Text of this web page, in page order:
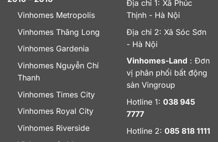
Vinhomes Metropolis
Vinhomes Thăng Long
Vinhomes Gardenia
Vinhomes Nguyễn Chí
Thanh
Vinhomes Times City
Vinhomes Royal City
Vinhomes Riverside
Địa chỉ 1: Xã Phúc
Thịnh - Hà Nội
Địa chỉ 2: Xã Sóc Sơn
- Hà Nội
Vinhomes-Land : Đơn
vị phân phối bất động
sản Vingroup
Hotline 1: 038 945
7777
Hotline 2: 085 818 1111